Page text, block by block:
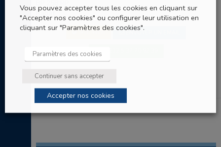
Rabat
SITE WEB ENVOYER UN EMAIL
00 212 5 37 70 92 39
Vous pouvez accepter tous les cookies en cliquant sur
"Accepter nos cookies" ou configurer leur utilisation en
cliquant sur "Paramètres des cookies".
Paramètres des cookies
Continuer sans accepter
Accepter nos cookies